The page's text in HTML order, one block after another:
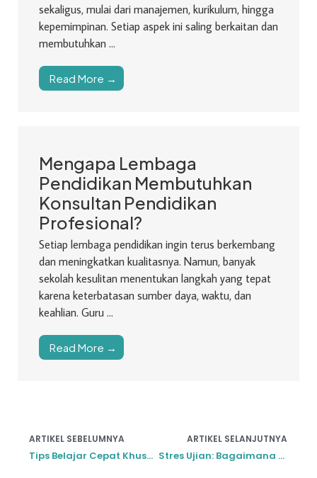
sekaligus, mulai dari manajemen, kurikulum, hingga
kepemimpinan. Setiap aspek ini saling berkaitan dan
membutuhkan ...
Read More →
Mengapa Lembaga
Pendidikan Membutuhkan
Konsultan Pendidikan
Profesional?
Setiap lembaga pendidikan ingin terus berkembang
dan meningkatkan kualitasnya. Namun, banyak
sekolah kesulitan menentukan langkah yang tepat
karena keterbatasan sumber daya, waktu, dan
keahlian. Guru ...
Read More →
ARTIKEL SEBELUMNYA
Tips Belajar Cepat Khusus Untuk Ujian Akhir Semester
ARTIKEL SELANJUTNYA
Stres Ujian: Bagaimana Orang tua Menghadapinya